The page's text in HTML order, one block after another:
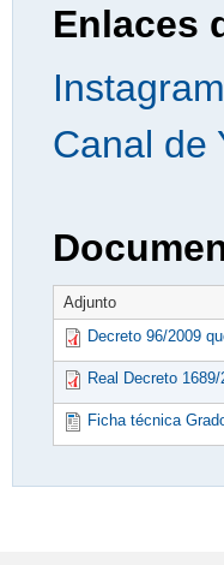
Enlaces
Canal de
Adjunto
Decreto 96/2009
Real Decreto
Ficha técnica